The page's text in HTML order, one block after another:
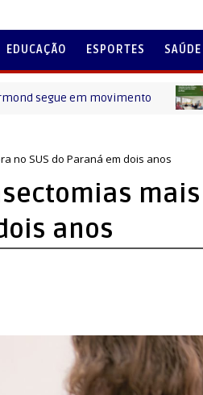
EDUCAÇÃO ESPORTES SAÚDE
em movimento CANTU
no SUS do Paraná em dois anos
anos